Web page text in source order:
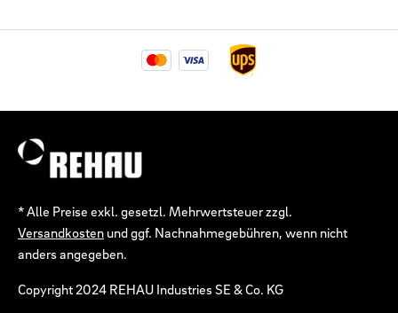
* Alle Preise exkl. gesetzl. Mehrwertsteuer zzgl.
Versandkosten und ggf. Nachnahmegebühren, wenn nicht
anders angegeben.
Copyright 2024 REHAU Industries SE & Co. KG